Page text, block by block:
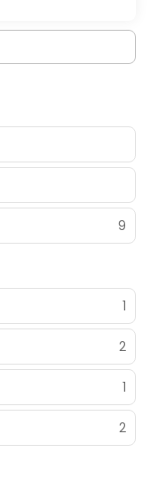
9
1
2
1
2